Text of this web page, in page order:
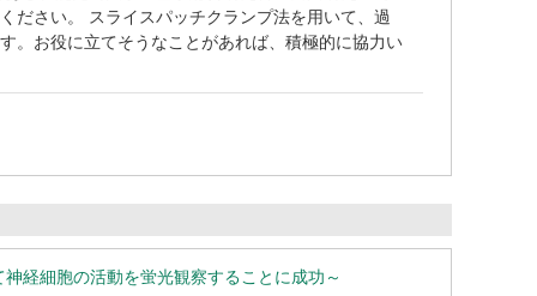
ださい。 スライスパッチクランプ法を用いて、過
。お役に立てそうなことがあれば、積極的に協力い
経細胞の活動を蛍光観察することに成功～